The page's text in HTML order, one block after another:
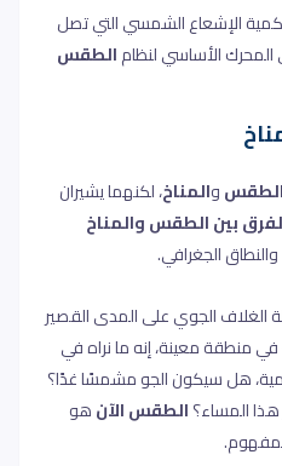
كمية الإشعاع الشمسي التي تصل
الأساسي لنظامالطقس
الطقسوالمناخ، لكنهما يشيران
بين الطقس والمناخ
الجغرافي.
الغلاف الجوي على المدى القصير
في منطقة معينة، إنه ما نراه في
هل سيكون الجو مشمسًا غدًا؟
المساء؟الطقس الآنهو
.